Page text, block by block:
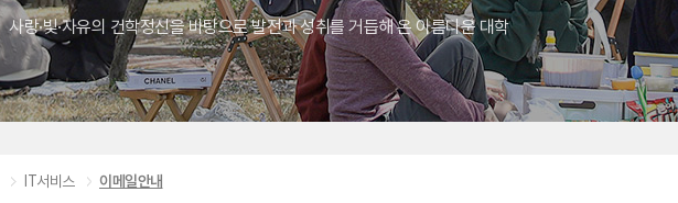
사랑·빛·자유의 건학정신을 바탕으로 발전과 성취를 거듭해 온 아름다운 대학
IT서비스 이메일안내